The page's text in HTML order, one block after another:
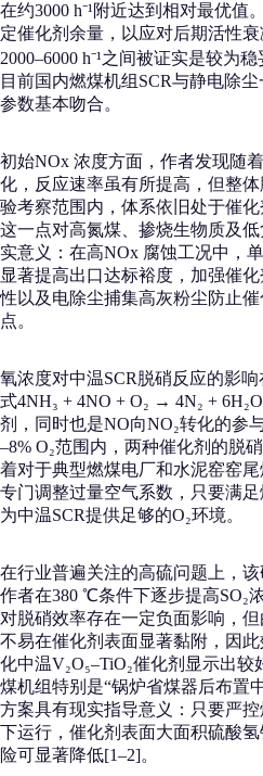
在约3000 h⁻¹附近达到相对最优值
定催化剂余量，以应对后期活性
2000–6000 h⁻¹之间被证实是较为
目前国内燃煤机组SCR与静电除
参数基本吻合。
初始NOx 浓度方面，作者发现随
化，反应速率虽有所提高，但整
验考察范围内，体系依旧处于催化
这一点对高氮煤、掺烧生物质及
实意义：在高NOx 腐蚀工况中，
显著提高出口达标裕度，加强催
性以及电除尘捕集高灰粉尘防止
点。
氧浓度对中温SCR脱硝反应的影
式4NH₃ + 4NO + O₂ → 4N₂ +
剂，同时也是NO向NO₂转化的参
–8% O₂范围内，两种催化剂的脱
着对于典型燃煤电厂和水泥窑窑
专门调整过量空气系数，只要满
为中温SCR提供足够的O₂环境。
在行业普遍关注的高硫问题上，该
作者在380 ℃条件下逐步提高SO₂
对脱硝效率存在一定负面影响，但
不易在催化剂表面显著黏附，因
化中温V₂O₅–TiO₂催化剂显示出
煤机组特别是“锅炉省煤器后布置
方案具有现实指导意义：只要严
下运行，催化剂表面大面积硫酸
险可显著降低[1–2]。